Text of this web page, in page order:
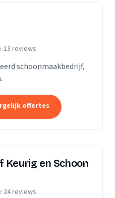
13 reviews
schoonmaakbedrijf,
offertes
Keurig en Schoon
24 reviews